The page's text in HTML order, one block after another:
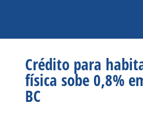
Crédito para
física sobe 0,8%
BC